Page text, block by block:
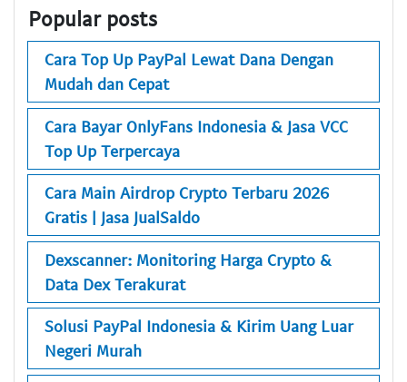
Popular posts
Cara Top Up PayPal Lewat Dana Dengan
Mudah dan Cepat
Cara Bayar OnlyFans Indonesia & Jasa VCC
Top Up Terpercaya
Cara Main Airdrop Crypto Terbaru 2026
Gratis | Jasa JualSaldo
Dexscanner: Monitoring Harga Crypto &
Data Dex Terakurat
Solusi PayPal Indonesia & Kirim Uang Luar
Negeri Murah